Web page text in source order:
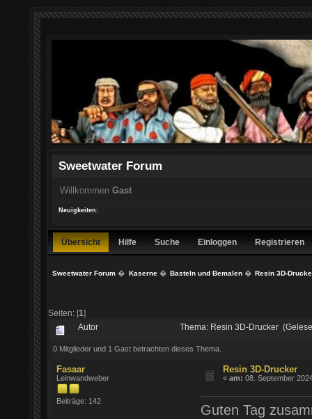
Sweetwater Forum
Willkommen Gast
Neuigkeiten:
Übersicht Hilfe Suche Einloggen Registrieren
Sweetwater Forum � Kaserne� Basteln und Bemalen� Resin 3D-
Seiten: [1]
Autor Thema: Resin 3D-Drucker
0 Mitglieder und 1 Gast betrachten dieses Thema.
Fasaar
Leinwandweber
Beiträge: 142
Resin 3D-Drucker
«am: 08. September
Guten Tag